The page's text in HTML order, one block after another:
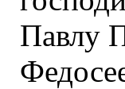
Павлу